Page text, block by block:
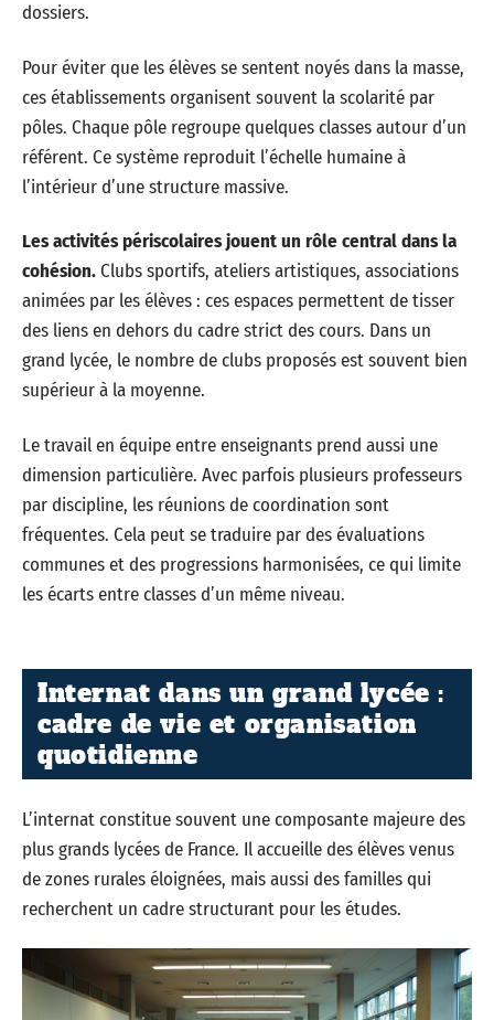
dossiers.
Pour éviter que les élèves se sentent noyés dans la masse,
ces établissements organisent souvent la scolarité par
pôles. Chaque pôle regroupe quelques classes autour d’un
référent. Ce système reproduit l’échelle humaine à
l’intérieur d’une structure massive.
Les activités périscolaires jouent un rôle central dans la
cohésion.Clubs sportifs, ateliers artistiques, associations
animées par les élèves : ces espaces permettent de tisser
des liens en dehors du cadre strict des cours. Dans un
grand lycée, le nombre de clubs proposés est souvent bien
supérieur à la moyenne.
Le travail en équipe entre enseignants prend aussi une
dimension particulière. Avec parfois plusieurs professeurs
par discipline, les réunions de coordination sont
fréquentes. Cela peut se traduire par des évaluations
communes et des progressions harmonisées, ce qui limite
les écarts entre classes d’un même niveau.
Internat dans un grand lycée :
cadre de vie et organisation
quotidienne
L’internat constitue souvent une composante majeure des
plus grands lycées de France. Il accueille des élèves venus
de zones rurales éloignées, mais aussi des familles qui
recherchent un cadre structurant pour les études.